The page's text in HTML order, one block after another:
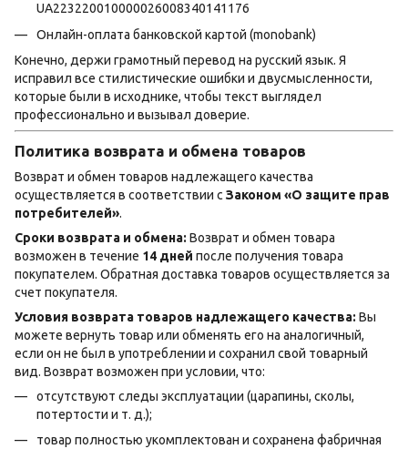
UA223220010000026008340141176
Онлайн-оплата банковской картой (monobank)
Конечно, держи грамотный перевод на русский язык. Я
исправил все стилистические ошибки и двусмысленности,
которые были в исходнике, чтобы текст выглядел
профессионально и вызывал доверие.
Политика возврата и обмена товаров
Возврат и обмен товаров надлежащего качества
осуществляется в соответствии с Законом «О защите прав
потребителей».
Сроки возврата и обмена: Возврат и обмен товара
возможен в течение 14 дней после получения товара
покупателем. Обратная доставка товаров осуществляется за
счет покупателя.
Условия возврата товаров надлежащего качества: Вы
можете вернуть товар или обменять его на аналогичный,
если он не был в употреблении и сохранил свой товарный
вид. Возврат возможен при условии, что:
отсутствуют следы эксплуатации (царапины, сколы,
потертости и т. д.);
товар полностью укомплектован и сохранена фабричная